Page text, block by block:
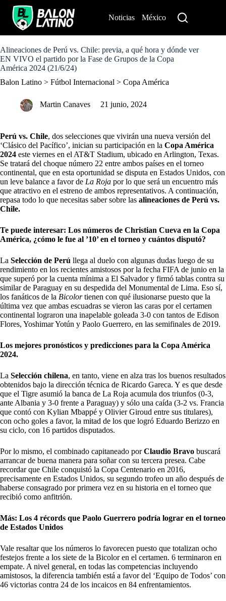
o
c
o
t
Noticias México
Alineaciones de Perú vs. Chile: previa, a qué hora y dónde ver
EN VIVO el partido por la Fase de Grupos de la Copa
América 2024 (21/6/24)
Balon Latino > Fútbol Internacional > Copa América
Martin Canaves 21 junio, 2024
Perú vs. Chile, dos selecciones que vivirán una nueva versión del
‘Clásico del Pacífico’, inician su participación en la Copa América
2024 este viernes en el AT&T Stadium, ubicado en Arlington, Texas.
Se tratará del choque número 22 entre ambos países en el torneo
continental, que en esta oportunidad se disputa en Estados Unidos, con
un leve balance a favor de La Roja por lo que será un encuentro más
que atractivo en el estreno de ambos representativos. A continuación,
repasa todo lo que necesitas saber sobre las alineaciones de Perú vs.
Chile.
Te puede interesar: Los números de Christian Cueva en la Copa
América, ¿cómo le fue al ’10’ en el torneo y cuántos disputó?
La Selección de Perú llega al duelo con algunas dudas luego de su
rendimiento en los recientes amistosos por la fecha FIFA de junio en la
que superó por la cuenta mínima a El Salvador y firmó tablas contra su
similar de Paraguay en su despedida del Monumental de Lima. Eso sí,
los fanáticos de la Bicolortienen con qué ilusionarse puesto que la
última vez que ambas escuadras se vieron las caras por el certamen
continental lograron una inapelable goleada 3-0 con tantos de Edison
Flores, Yoshimar Yotún y Paolo Guerrero, en las semifinales de 2019.
Los mejores pronósticos y predicciones para la Copa América
2024.
La Selección chilena, en tanto, viene en alza tras los buenos resultados
obtenidos bajo la dirección técnica de Ricardo Gareca. Y es que desde
que el Tigre asumió la banca de La Roja acumula dos triunfos (0-3,
ante Albania y 3-0 frente a Paraguay) y sólo una caída (3-2 vs. Francia
que contó con Kylian Mbappé y Olivier Giroud entre sus titulares),
con ocho goles a favor, la mitad de los que logró Eduardo Berizzo en
su ciclo, con 16 partidos disputados.
Por lo mismo, el combinado capitaneado porClaudio Bravo buscará
arrancar de buena manera para soñar con su tercera presea. Cabe
recordar que Chile conquistó la Copa Centenario en 2016,
precisamente en Estados Unidos, su segundo trofeo un año después de
haberse consagrado por primera vez en su historia en el torneo que
recibió como anfitrión.
Más: Los 4 récords que Paolo Guerrero podría lograr en el torneo
de Estados Unidos
Vale resaltar que los números lo favorecen puesto que totalizan ocho
festejos frente a los siete de la Bicolor en el certamen. 6 terminaron en
empate. A nivel general, en todas las competencias incluyendo
amistosos, la diferencia también está a favor del ‘Equipo de Todos’ con
46 victorias contra 24 de los incaicos en 84 enfrentamientos.